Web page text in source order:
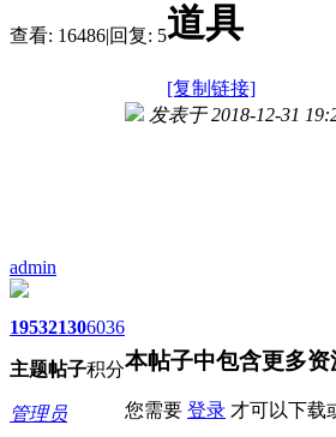
查看: 16486|回复: 5道具
[复制链接]
admin
1953
主题
2130
帖子
6036
积分
管理员
发表于 2018-12-31
本帖子中包含更多资
您需要 登录 才可以下载